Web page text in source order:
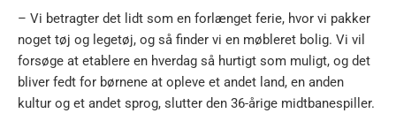
– Vi betragter det lidt som en forlænget ferie, hvor vi pakker
noget tøj og legetøj, og så finder vi en møbleret bolig. Vi vil
forsøge at etablere en hverdag så hurtigt som muligt, og det
bliver fedt for børnene at opleve et andet land, en anden
kultur og et andet sprog, slutter den 36-årige midtbanespiller.